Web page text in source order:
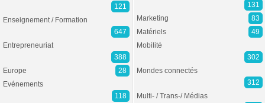
121
Enseignement / Formation
647
Entrepreneuriat
388
Europe
28
Evénements
118
131
Marketing
83
Matériels
49
Mobilité
302
Mondes connectés
312
Multi- / Trans-/ Médias